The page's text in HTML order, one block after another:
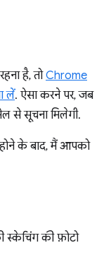
है, तोChrome
लें. ऐसा करने पर, जब
से सूचना मिलेगी.
के बाद, मैं आपको
स्केचिंग की फ़ोटो